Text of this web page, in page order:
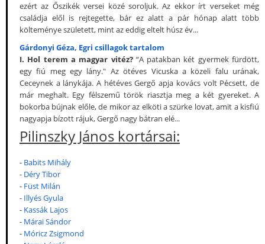
ezért az Őszikék versei közé soroljuk. Az ekkor írt verseket még
családja elől is rejtegette, bár ez alatt a pár hónap alatt több
költeménye született, mint az eddig eltelt húsz év...
Gárdonyi Géza, Egri csillagok tartalom
I. Hol terem a magyar vitéz?“A patakban két gyermek fürdött,
egy fiú meg egy lány." Az ötéves Vicuska a közeli falu urának,
Ceceynek a lánykája. A hétéves Gergő apja kovács volt Pécsett, de
már meghalt. Egy félszemű török riasztja meg a két gyereket. A
bokorba bújnak előle, de mikor az elköti a szürke lovat, amit a kisfiú
nagyapja bízott rájuk, Gergő nagy bátran elé...
Pilinszky János kortársai:
- Babits Mihály
- Déry Tibor
- Füst Milán
- Illyés Gyula
- Kassák Lajos
- Márai Sándor
- Móricz Zsigmond